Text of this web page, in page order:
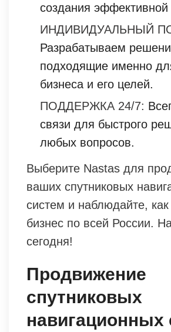
создания эффективной
ИНДИВИДУАЛЬНЫЙ
Разрабатываем
подходящие именно
бизнеса и его целей.
ПОДДЕРЖКА 24/7:
связи для быстрого
любых вопросов.
Выберите Nastas для
ваших спутниковых
систем и наблюдайте,
бизнес по всей России.
сегодня!
Продвижение
спутниковых
навигационных